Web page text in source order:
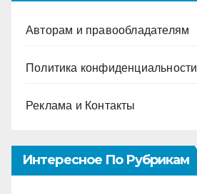
Авторам и правообладателям
Политика конфиденциальности
Реклама и Контакты
Интересное По Рубрикам